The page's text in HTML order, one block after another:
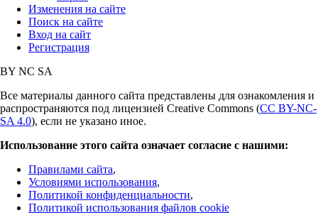
Изменения на сайте
Поиск на сайте
Вход на сайт
Регистрация
BY NC SA
Все материалы данного сайта представлены для ознакомления и
распространяются под лицензией Creative Commons (CC BY-NC-
SA 4.0), если не указано иное.
Использование этого сайта означает согласие с нашими:
Правилами сайта,
Условиями использования,
Политикой конфиденциальности,
Политикой использования файлов cookie